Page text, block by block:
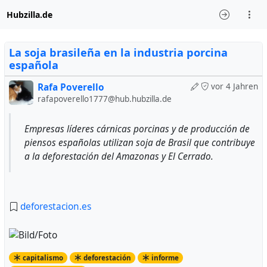
Hubzilla.de
La soja brasileña en la industria porcina
española
vor 4 Jahren
Rafa Poverello
rafapoverello1777@hub.hubzilla.de
Empresas líderes cárnicas porcinas y de producción de
piensos españolas utilizan soja de Brasil que contribuye
a la deforestación del Amazonas y El Cerrado.
deforestacion.es
capitalismo deforestación
informe